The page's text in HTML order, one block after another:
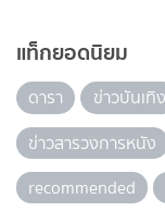
แท็กยอดนิยม
ดารา ข่าวบันเทิง
ข่าวสารวงการหนัง
recommended